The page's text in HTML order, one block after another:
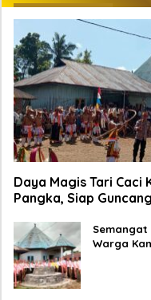
Daya Magis Tari Caci
Pangka, Siap
Warga